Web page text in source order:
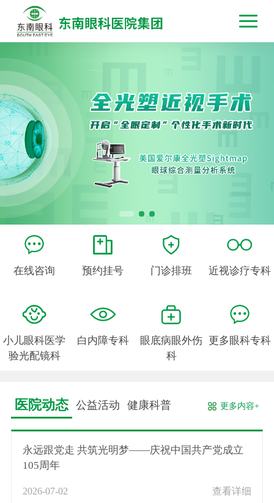
在线咨询 预约挂号 门诊排班 近视诊疗专科
小儿眼科医学
验光配镜科
白内障专科
眼底病眼外伤
科
更多眼科专科
医院动态 公益活动 健康科普 更多内容+
永远跟党走 共筑光明梦——庆祝中国共产党成立
105周年
2026-07-02 查看详细